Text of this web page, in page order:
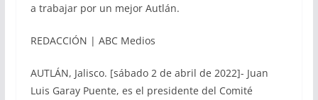
a trabajar por un mejor Autlán.
REDACCIÓN | ABC Medios
AUTLÁN, Jalisco. [sábado 2 de abril de 2022]- Juan
Luis Garay Puente, es el presidente del Comité